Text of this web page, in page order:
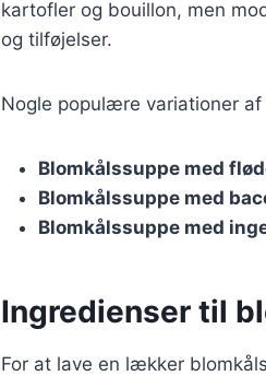
kartofler og bouillon, men
og tilføjelser.
Nogle populære variationer
Blomkålssuppe med
Blomkålssuppe med
Blomkålssuppe med
Ingredienser til
For at lave en lækker